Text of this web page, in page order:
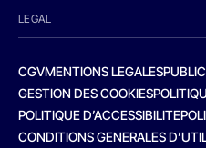
LEGAL
CGVMENTIONS LEGALES
GESTION DES COOKIES
POLITIQUE D’ACCESSIBILITE
CONDITIONS GENERALES